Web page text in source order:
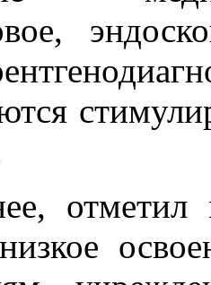
отметил
низкое